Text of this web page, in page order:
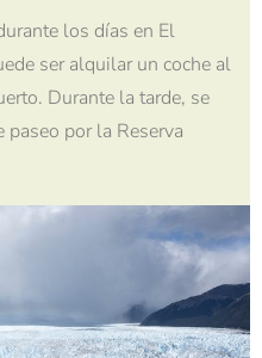
los días en El
ser alquilar un coche al
Durante la tarde, se
por la Reserva